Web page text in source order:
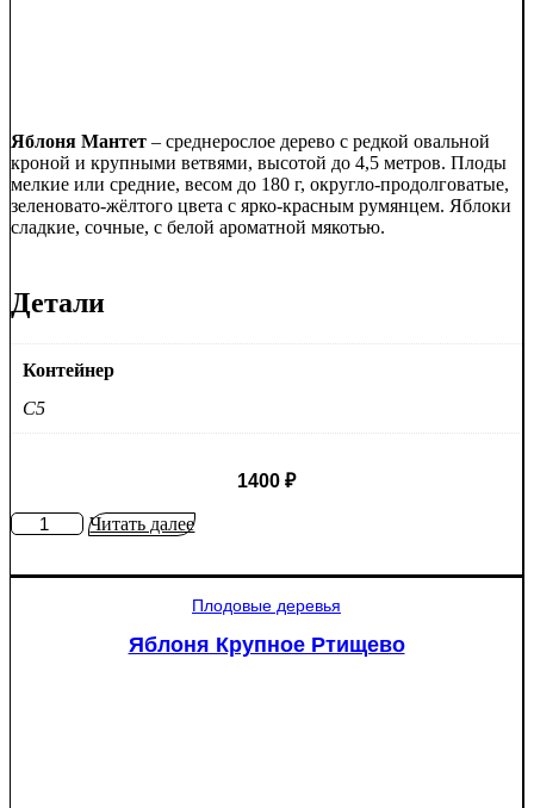
Яблоня Мантет – среднерослое дерево с редкой овальной
кроной и крупными ветвями, высотой до 4,5 метров. Плоды
мелкие или средние, весом до 180 г, округло-продолговатые,
зеленовато-жёлтого цвета с ярко-красным румянцем. Яблоки
сладкие, сочные, с белой ароматной мякотью.
Детали
Контейнер
C5
1400 ₽
КоличествоЧитать далее
Плодовые деревья
Яблоня Крупное Ртищево